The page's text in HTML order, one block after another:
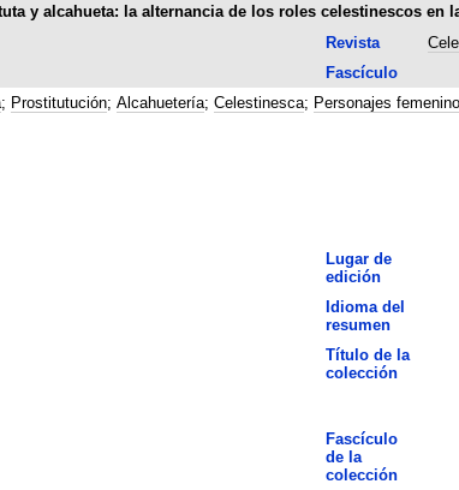
y alcahueta: la alternancia de los roles celestinescos en
Revista
Fascículo
; Prostitutución; Alcahuetería; Celestinesca; Personajes
Lugar de
edición
Idioma del
resumen
Título de la
colección
Fascículo
de la
colección